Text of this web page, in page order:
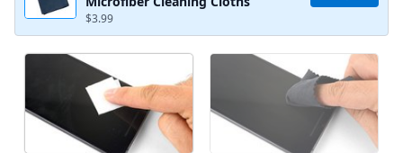
$3.99